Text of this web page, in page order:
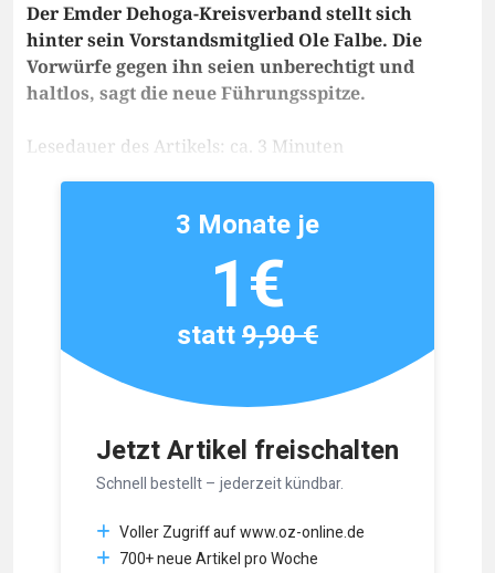
Der Emder Dehoga-Kreisverband stellt sich
hinter sein Vorstandsmitglied Ole Falbe. Die
Vorwürfe gegen ihn seien unberechtigt und
haltlos, sagt die neue Führungsspitze.
Lesedauer des Artikels: ca. 3 Minuten
Jetzt Artikel freischalten
Schnell bestellt – jederzeit kündbar.
Voller Zugriff auf www.oz-online.de
700+ neue Artikel pro Woche
3 Monate je
1€
statt9,90 €